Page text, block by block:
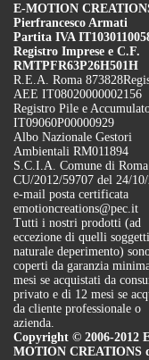
E-MOTION
Pierfrancesco Armati
Partita IVA
Registro Imprese e C.F.
RMTPFR63P26H501H
R.E.A. Roma 873828
AEE IT08020000002156
Registro Pile e
IT09060P00000929
Albo Nazionale Gestori
Ambientali RM011894
S.C.I.A. Comune di Roma
CU/2012/59707 del 24/
e-mail posta certificata
emotioncreations@pec.it
Tutti i nostri prodotti (ad
eccezione di quelli
naturale deperimento)
coperti da garanzia
mesi se acquistati da
privato e di 12 mesi se
da cliente professionale o
azienda.
Copyright © 2006-2012
MOTION CREATIONS